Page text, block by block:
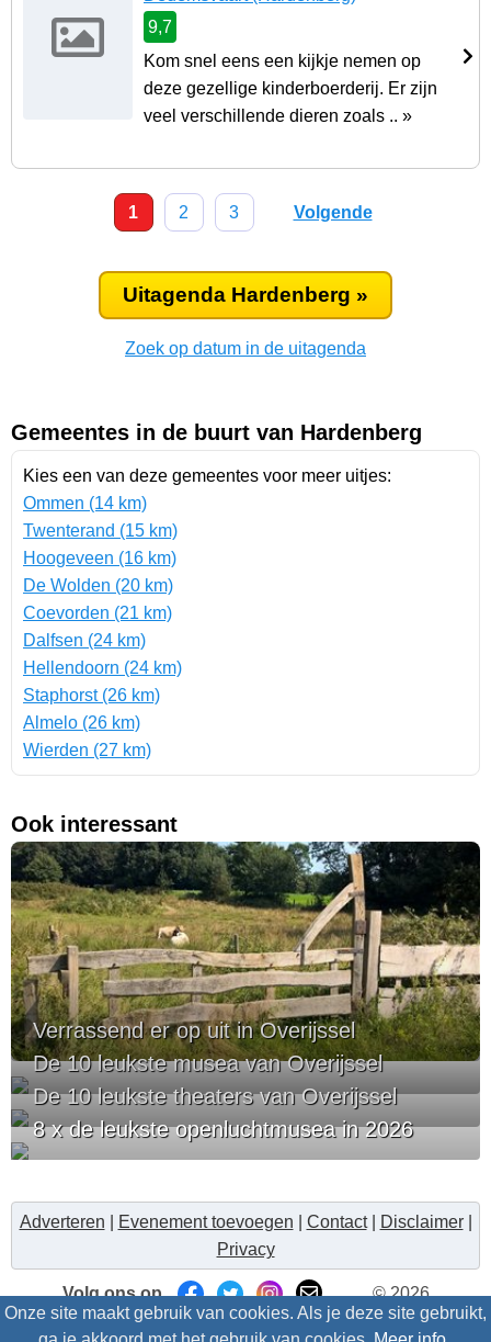
Onze site maakt gebruik van cookies. Als je deze site gebruikt,
9,7
Kom snel eens een kijkje nemen op
deze gezellige kinderboerderij. Er zijn
veel verschillende dieren zoals .. »
1 2 3 Volgende
Uitagenda Hardenberg »
Zoek op datum in de uitagenda
Gemeentes in de buurt van Hardenberg
Kies een van deze gemeentes voor meer uitjes:
Ommen (14 km)
Twenterand (15 km)
Hoogeveen (16 km)
De Wolden (20 km)
Coevorden (21 km)
Dalfsen (24 km)
Hellendoorn (24 km)
Staphorst (26 km)
Almelo (26 km)
Wierden (27 km)
Ook interessant
Verrassend er op uit in Overijssel
De 10 leukste musea van Overijssel
De 10 leukste theaters van Overijssel
8 x de leukste openluchtmusea in 2026
Adverteren Evenement toevoegen Contact| Disclaimer|
Privacy
Volg ons op
© 2026
Uitzinnig.nl/intris- Alle rechten voorbehouden